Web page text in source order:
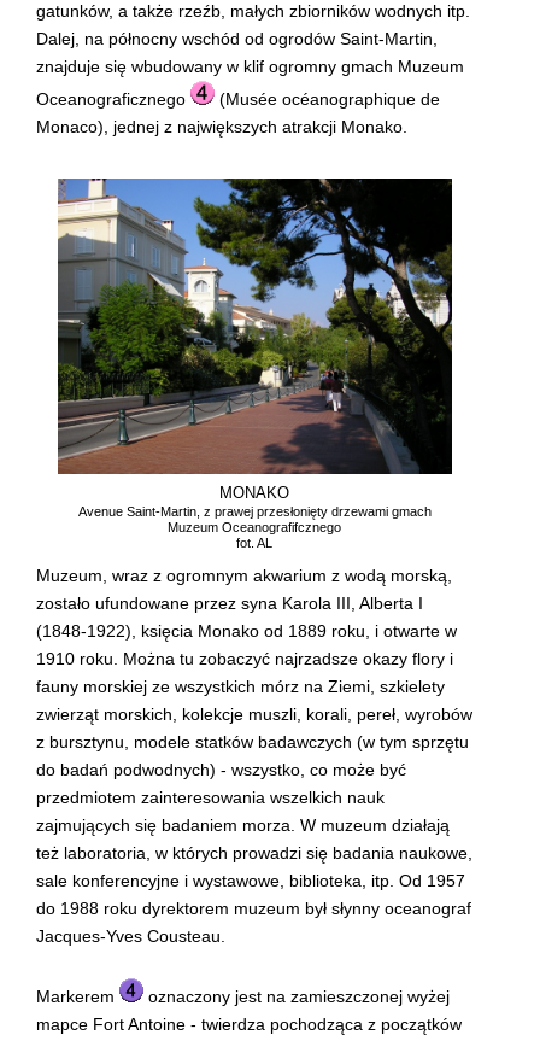
gatunków, a także rzeźb, małych zbiorników wodnych itp.
Dalej, na północny wschód od ogrodów Saint-Martin,
znajduje się wbudowany w klif ogromny gmach Muzeum
Oceanograficznego
(Musée océanographique de
Monaco), jednej z największych atrakcji Monako.
MONAKO
Avenue Saint-Martin, z prawej przesłonięty drzewami gmach
Muzeum Oceanografifcznego
fot. AL
Muzeum, wraz z ogromnym akwarium z wodą morską,
zostało ufundowane przez syna Karola III, Alberta I
(1848-1922), księcia Monako od 1889 roku, i otwarte w
1910 roku. Można tu zobaczyć najrzadsze okazy flory i
fauny morskiej ze wszystkich mórz na Ziemi, szkielety
zwierząt morskich, kolekcje muszli, korali, pereł, wyrobów
z bursztynu, modele statków badawczych (w tym sprzętu
do badań podwodnych) - wszystko, co może być
przedmiotem zainteresowania wszelkich nauk
zajmujących się badaniem morza. W muzeum działają
też laboratoria, w których prowadzi się badania naukowe,
sale konferencyjne i wystawowe, biblioteka, itp. Od 1957
do 1988 roku dyrektorem muzeum był słynny oceanograf
Jacques-Yves Cousteau.
Markerem
oznaczony jest na zamieszczonej wyżej
mapce Fort Antoine - twierdza pochodząca z początków